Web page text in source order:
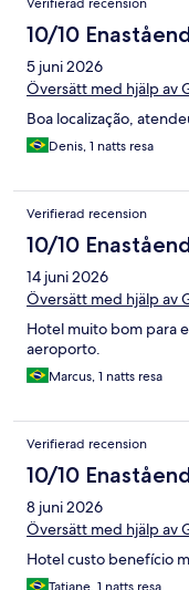
Verifierad recension
10/10
5 juni 2026
Översätt med hjälp av
Boa localização,
Denis, 1 natts resa
Verifierad recension
10/10
14 juni 2026
Översätt med hjälp av
Hotel muito bom para
aeroporto.
Marcus, 1 natts resa
Verifierad recension
10/10
8 juni 2026
Översätt med hjälp av
Hotel custo benefício